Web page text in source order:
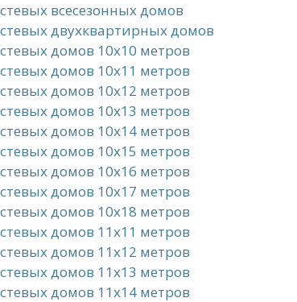
всесезонных домов
двухквартирных домов
домов 10x10 метров
домов 10x11 метров
домов 10x12 метров
домов 10x13 метров
домов 10x14 метров
домов 10x15 метров
домов 10x16 метров
домов 10x17 метров
домов 10x18 метров
домов 11x11 метров
домов 11x12 метров
домов 11x13 метров
домов 11x14 метров